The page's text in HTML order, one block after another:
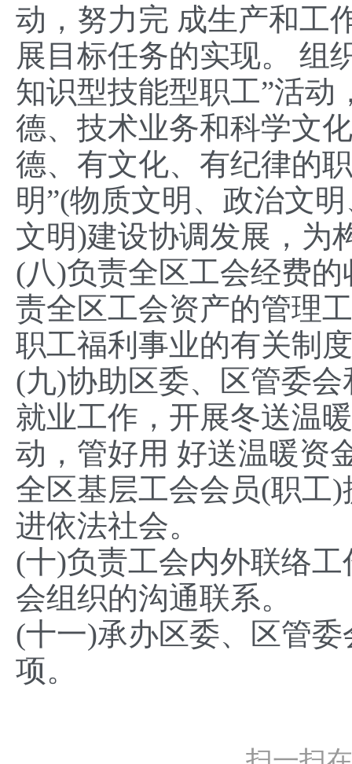
动，努力完 成生产和工
展目标任务的实现。 组
知识型技能型职工”活动
德、技术业务和科学文
德、有文化、有纪律的
明”(物质文明、政治文
文明)建设协调发展，为
(八)负责全区工会经费
责全区工会资产的管理
职工福利事业的有关制
(九)协助区委、区管委
就业工作，开展冬送温
动，管好用 好送温暖资
全区基层工会会员(职工
进依法社会。
(十)负责工会内外联络
会组织的沟通联系。
(十一)承办区委、区管
项。